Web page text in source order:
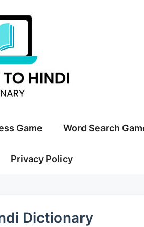
Game Word Search
Privacy Policy
Dictionary